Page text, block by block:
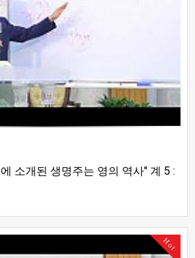
소개된 생명주는 영의 역사" 계 5 :
Hot